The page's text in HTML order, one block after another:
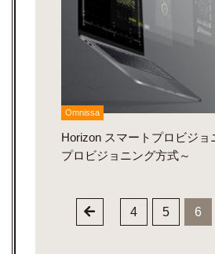
Omnissa
Horizon スマートプロビジ
プロビジョニング方式～
4 5 6